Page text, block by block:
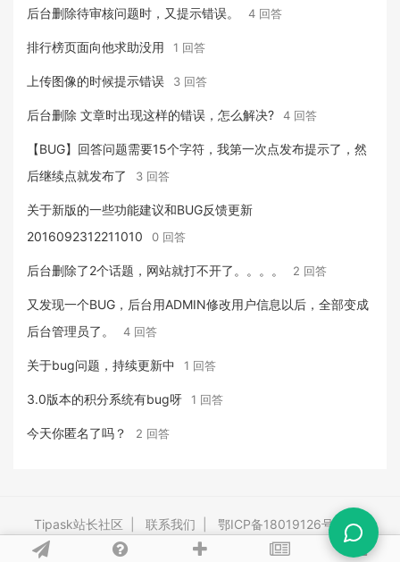
后台删除待审核问题时，又提示错误。 4 回答
排行榜页面向他求助没用 1 回答
上传图像的时候提示错误 3 回答
后台删除 文章时出现这样的错误，怎么解决? 4 回答
【BUG】回答问题需要15个字符，我第一次点发布提示了，然
后继续点就发布了
3 回答
关于新版的一些功能建议和BUG反馈更新
2016092312211010
0 回答
后台删除了2个话题，网站就打不开了。。。。 2 回答
又发现一个BUG，后台用ADMIN修改用户信息以后，全部变成
后台管理员了。
4 回答
关于bug问题，持续更新中 1 回答
3.0版本的积分系统有bug呀 1 回答
今天你匿名了吗？ 2 回答
Tipask站长社区 联系我们 鄂ICP备18019126号-3 |
Powered By tipask4.0 Release 20260528 ©2009-2026 tipask.com